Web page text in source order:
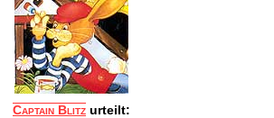
Captain Blitz urteilt: